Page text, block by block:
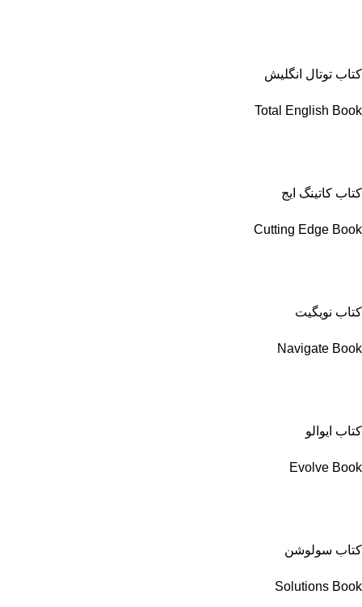
کتاب توتال انگلیش
Total English Book
کتاب کاتینگ ایج
Cutting Edge Book
کتاب نویگیت
Navigate Book
کتاب ایوالو
Evolve Book
کتاب سولوشن
Solutions Book